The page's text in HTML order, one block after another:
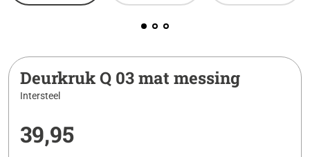
Deurkruk Q 03 mat messing
Intersteel
39,95